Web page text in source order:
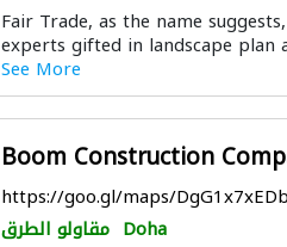
مقاولون لمكافحة الحريق
Fair Trade, as the name
experts gifted in landscape plan
See More
Boom Construction
https://goo.gl/maps/
مقاولو الطرق Doha